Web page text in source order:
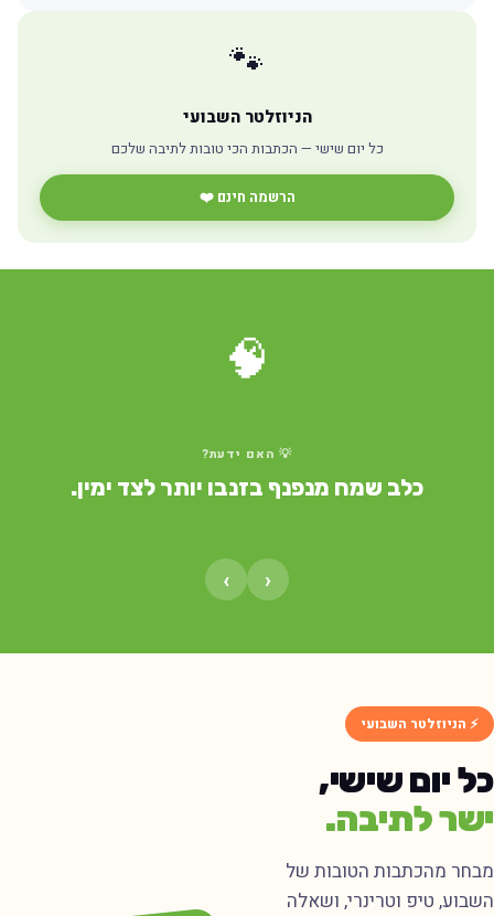
🐾
הניוזלטר השבועי
כל יום שישי — הכתבות הכי טובות לתיבה שלכם
הרשמה חינם ❤️
🧠
💡 האם ידעת?
כלב שמח מנפנף בזנבו יותר לצד ימין.
⚡ הניוזלטר השבועי
יום שישי,
לתיבה.
מהכתבות הטובות של
טיפ וטרינרי, ושאלה